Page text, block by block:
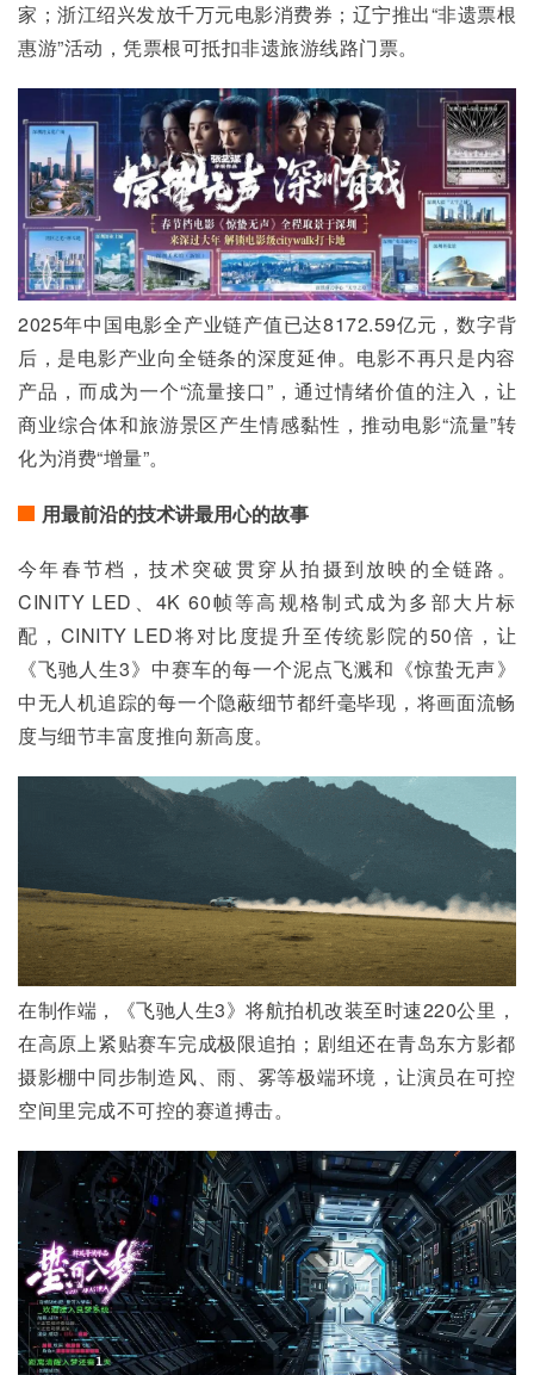
家；浙江绍兴发放千万元电影消费券；辽宁推出“非遗票根
惠游”活动，凭票根可抵扣非遗旅游线路门票。
2025年中国电影全产业链产值已达8172.59亿元，数字背
后，是电影产业向全链条的深度延伸。电影不再只是内容
产品，而成为一个“流量接口”，通过情绪价值的注入，让
商业综合体和旅游景区产生情感黏性，推动电影“流量”转
化为消费“增量”。
用最前沿的技术讲最用心的故事
今年春节档，技术突破贯穿从拍摄到放映的全链路。
CINITY LED、4K 60帧等高规格制式成为多部大片标
配，CINITY LED将对比度提升至传统影院的50倍，让
《飞驰人生3》中赛车的每一个泥点飞溅和《惊蛰无声》
中无人机追踪的每一个隐蔽细节都纤毫毕现，将画面流畅
度与细节丰富度推向新高度。
在制作端，《飞驰人生3》将航拍机改装至时速220公里，
在高原上紧贴赛车完成极限追拍；剧组还在青岛东方影都
摄影棚中同步制造风、雨、雾等极端环境，让演员在可控
空间里完成不可控的赛道搏击。